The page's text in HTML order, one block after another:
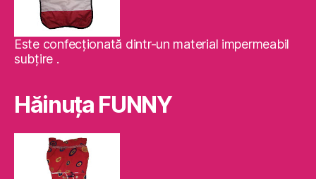
Este confecţionată dintr-un material impermeabil
subţire .
Hăinuţa FUNNY